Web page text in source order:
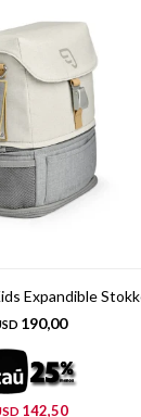
Expandible
190,00
142,50